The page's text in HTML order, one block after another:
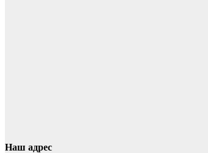
Наш адрес